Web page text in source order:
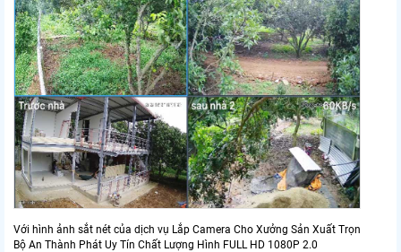
Với hình ảnh sắt nét của dịch vụ Lắp Camera Cho Xưởng Sản Xuất Trọn
Bộ An Thành Phát Uy Tín Chất Lượng Hình FULL HD 1080P 2.0